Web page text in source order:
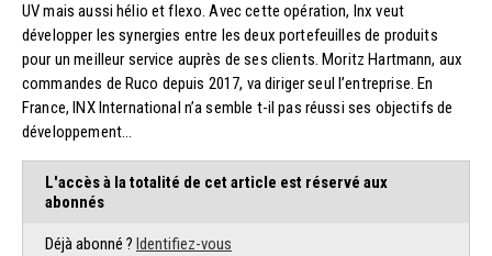
UV mais aussi hélio et flexo. Avec cette opération, Inx veut
développer les synergies entre les deux portefeuilles de produits
pour un meilleur service auprès de ses clients. Moritz Hartmann, aux
commandes de Ruco depuis 2017, va diriger seul l’entreprise. En
France, INX International n’a semble t-il pas réussi ses objectifs de
développement...
L'accès à la totalité de cet article est réservé aux
abonnés
Déjà abonné ? Identifiez-vous